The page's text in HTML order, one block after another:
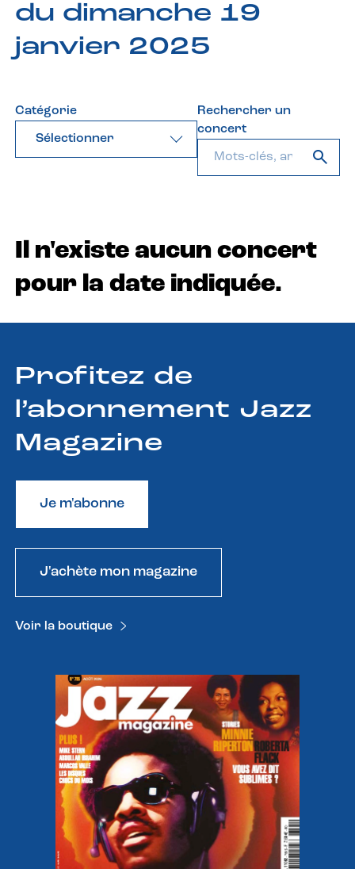
du dimanche 19
janvier 2025
Catégorie
Sélectionner
Rechercher un
concert
Il n'existe aucun concert
pour la date indiquée.
Profitez de
l’abonnement Jazz
Magazine
Je m'abonne
J'achète mon magazine
Voir la boutique